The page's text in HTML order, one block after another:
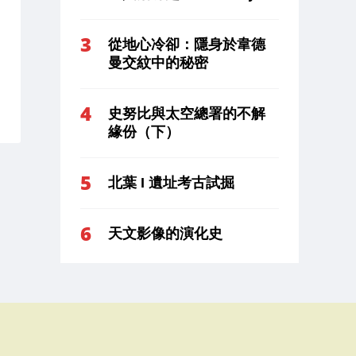
從地心冷卻：隱身於韋德
曼交紋中的秘密
史努比與太空總署的不解
緣份（下）
北葉 I 遺址考古試掘
天文影像的演化史